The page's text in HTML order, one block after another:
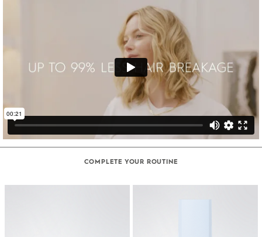
COMPLETE YOUR ROUTINE